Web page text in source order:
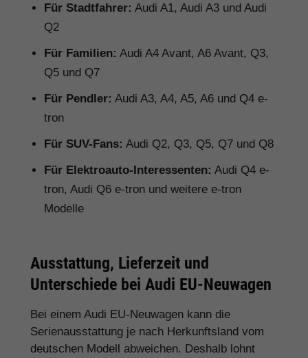
Für Stadtfahrer: Audi A1, Audi A3 und Audi
Q2
Für Familien: Audi A4 Avant, A6 Avant, Q3,
Q5 und Q7
Für Pendler: Audi A3, A4, A5, A6 und Q4 e-
tron
Für SUV-Fans: Audi Q2, Q3, Q5, Q7 und Q8
Für Elektroauto-Interessenten: Audi Q4 e-
tron, Audi Q6 e-tron und weitere e-tron
Modelle
Ausstattung, Lieferzeit und
Unterschiede bei Audi EU-Neuwagen
Bei einem Audi EU-Neuwagen kann die
Serienausstattung je nach Herkunftsland vom
deutschen Modell abweichen. Deshalb lohnt